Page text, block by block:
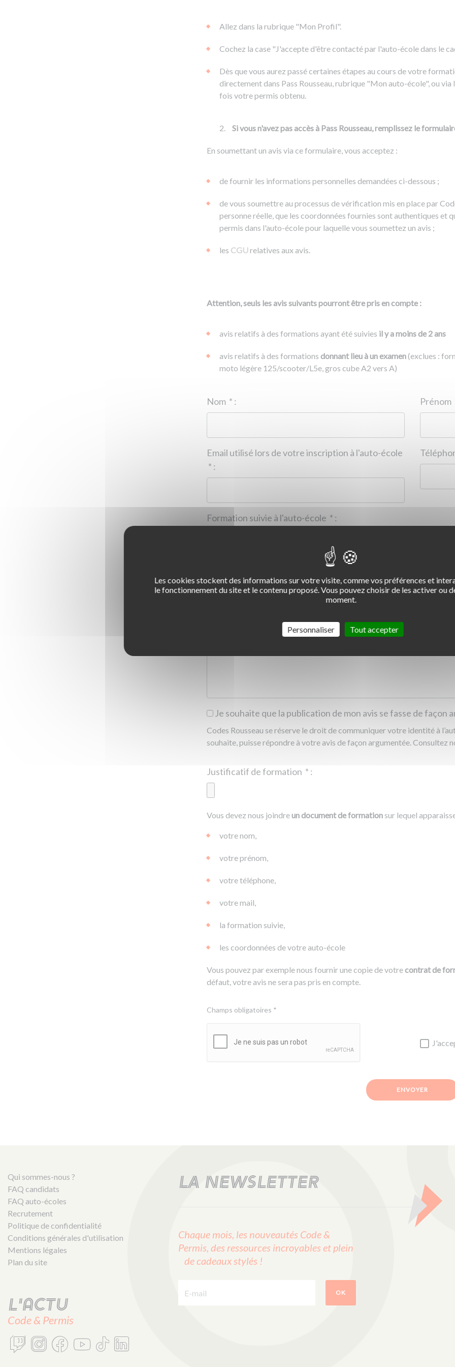
Allez dans la rubrique "Mon Profil".
Cochez la case "J'accepte d'être contacté par l'auto-école dans le
Dès que vous aurez passé certaines étapes au cours de votre
directement dans Pass Rousseau, rubrique "Mon auto-école", ou
fois votre permis obtenu.
Si vous n'avez pas accès à Pass Rousseau, remplissez le
En soumettant un avis via ce formulaire, vous acceptez :
de fournir les informations personnelles demandées ci-dessous ;
de vous soumettre au processus de vérification mis en place par
personne réelle, que les coordonnées fournies sont authentiques et
permis dans l'auto-école pour laquelle vous soumettez un avis ;
les CGUrelatives aux avis.
Attention, seuls les avis suivants pourront être pris en compte :
avis relatifs à des formations ayant été suivies il y a moins de 2 ans
avis relatifs à des formations donnant lieu à un examen(exclues :
moto légère 125/scooter/L5e, gros cube A2 vers A)
* :
Email utilisé lors de votre inscription à l'auto-école
* :
* :
1
2 3 4
Je souhaite que la publication de mon avis se fasse de façon
Codes Rousseau se réserve le droit de communiquer votre identité à
souhaite, puisse répondre à votre avis de façon argumentée. Consultez
* :
||0.00 Ko
Vous devez nous joindreun document de formation sur lequel
votre nom,
votre prénom,
votre téléphone,
votre mail,
la formation suivie,
les coordonnées de votre auto-école
Vous pouvez par exemple nous fournir une copie de votrecontrat de
défaut, votre avis ne sera pas pris en compte.
Champs obligatoires *
ENVOYER
Qui sommes-nous ?
FAQ candidats
FAQ auto-écoles
Recrutement
Politique de confidentialité
Conditions générales d'utilisation
Mentions légales
Plan du site
L'actu
Code & Permis
LA NEWSLETTER
Chaque mois, les nouveautés Code &
Permis, des ressources incroyables et plein
de cadeaux stylés !
OK
Les cookies stockent des informations sur votre visite, comme vos préférences et
le fonctionnement du site et le contenu proposé. Vous pouvez choisir de les activer ou
moment.
Tout accepter
Personnaliser